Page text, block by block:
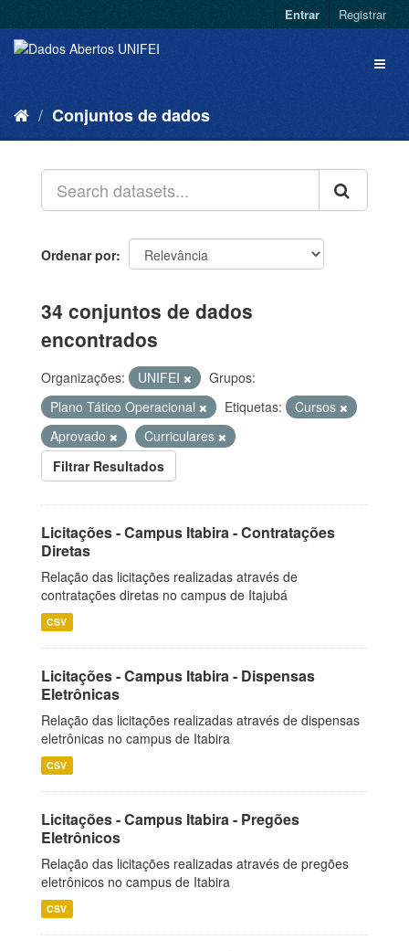
Entrar Registrar
Conjuntos de dados
Ordenar por
34 conjuntos de dados
encontrados
Organizações: UNIFEI
Grupos:
Plano Tático Operacional
Etiquetas:
Cursos
Aprovado
Curriculares
Filtrar Resultados
Licitações - Campus Itabira - Contratações
Diretas
Relação das licitações realizadas através de
contratações diretas no campus de Itajubá
CSV
Licitações - Campus Itabira - Dispensas
Eletrônicas
Relação das licitações realizadas através de dispensas
eletrônicas no campus de Itabira
CSV
Licitações - Campus Itabira - Pregões
Eletrônicos
Relação das licitações realizadas através de pregões
eletrônicos no campus de Itabira
CSV